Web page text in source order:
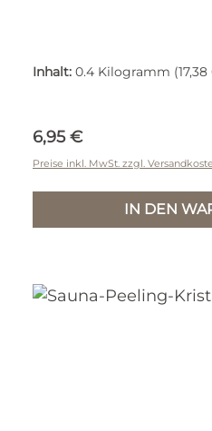
Inhalt: 0.4 Kilogramm
Regulärer Preis:
6,95 €
Preise inkl. MwSt. zzgl.
IN DEN